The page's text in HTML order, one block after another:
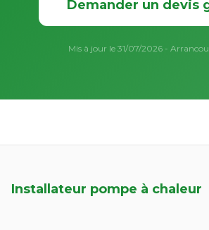
Demander un devis
Mis à jour le 31/07/2026 -
Installateur pompe à chaleur